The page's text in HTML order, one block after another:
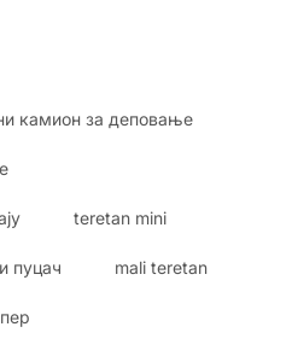
камион за деповање
teretan mini
пуцач mali teretan